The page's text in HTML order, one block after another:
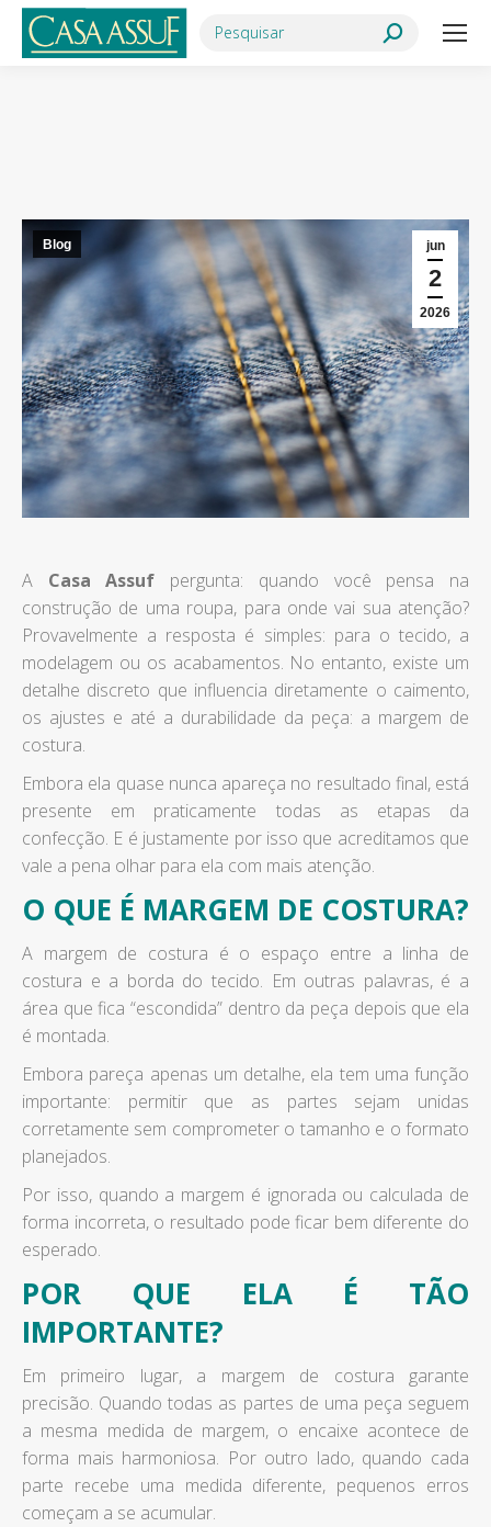
Search:
jun
2
2026
Blog
A Casa Assuf pergunta: quando você pensa na
construção de uma roupa, para onde vai sua atenção?
Provavelmente a resposta é simples: para o tecido, a
modelagem ou os acabamentos. No entanto, existe um
detalhe discreto que influencia diretamente o caimento,
os ajustes e até a durabilidade da peça: a margem de
costura.
Embora ela quase nunca apareça no resultado final, está
presente em praticamente todas as etapas da
confecção. E é justamente por isso que acreditamos que
vale a pena olhar para ela com mais atenção.
O QUE É MARGEM DE COSTURA?
A margem de costura é o espaço entre a linha de
costura e a borda do tecido. Em outras palavras, é a
área que fica “escondida” dentro da peça depois que ela
é montada.
Embora pareça apenas um detalhe, ela tem uma função
importante: permitir que as partes sejam unidas
corretamente sem comprometer o tamanho e o formato
planejados.
Por isso, quando a margem é ignorada ou calculada de
forma incorreta, o resultado pode ficar bem diferente do
esperado.
POR QUE ELA É TÃO
IMPORTANTE?
Em primeiro lugar, a margem de costura garante
precisão. Quando todas as partes de uma peça seguem
a mesma medida de margem, o encaixe acontece de
forma mais harmoniosa. Por outro lado, quando cada
parte recebe uma medida diferente, pequenos erros
começam a se acumular.